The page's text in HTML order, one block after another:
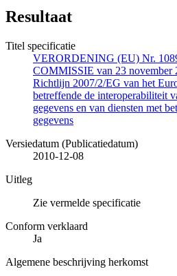
Resultaat
Titel specificatie
VERORDENING (EU) Nr.
COMMISSIE van 23 november
Richtlijn 2007/2/EG van het
betreffende de interoperabiliteit
gegevens en van diensten met
gegevens
Versiedatum (Publicatiedatum)
2010-12-08
Uitleg
Zie vermelde specificatie
Conform verklaard
Ja
Algemene beschrijving herkomst